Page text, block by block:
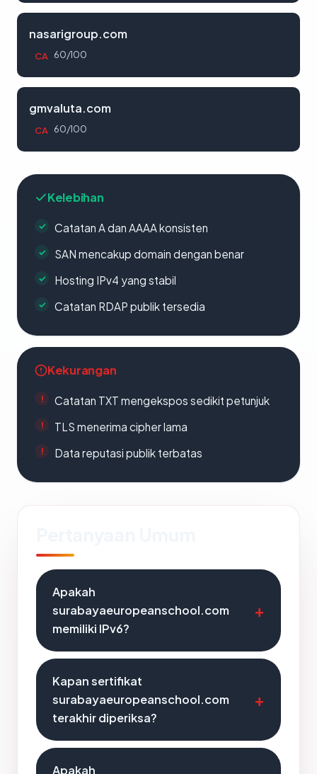
nasarigroup.com
CA 60/100
gmvaluta.com
CA 60/100
Kelebihan
Catatan A dan AAAA konsisten
SAN mencakup domain dengan benar
Hosting IPv4 yang stabil
Catatan RDAP publik tersedia
Kekurangan
Catatan TXT mengekspos sedikit petunjuk
TLS menerima cipher lama
Data reputasi publik terbatas
Apakah
surabayaeuropeanschool.com
memiliki IPv6?
Kapan sertifikat
surabayaeuropeanschool.com
terakhir diperiksa?
Apakah